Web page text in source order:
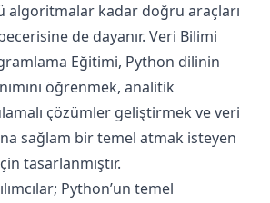
algoritmalar kadar doğru araçları
de dayanır. Veri Bilimi
Eğitimi, Python dilinin
öğrenmek, analitik
çözümler geliştirmek ve veri
sağlam bir temel atmak isteyen
tasarlanmıştır.
Python’un temel